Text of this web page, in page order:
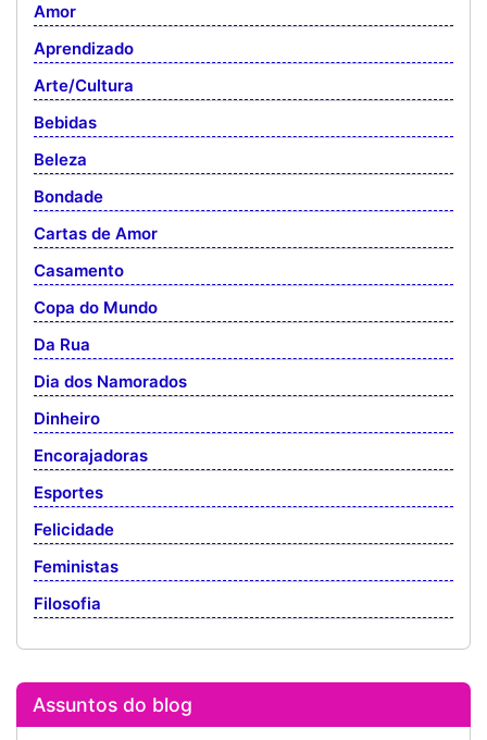
Amor
Aprendizado
Arte/Cultura
Bebidas
Beleza
Bondade
Cartas de Amor
Casamento
Copa do Mundo
Da Rua
Dia dos Namorados
Dinheiro
Encorajadoras
Esportes
Felicidade
Feministas
Filosofia
Assuntos do blog